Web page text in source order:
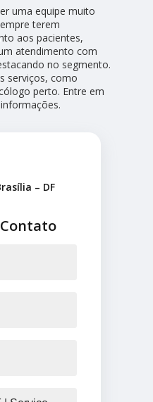
uma equipe muito
terem
aos pacientes,
atendimento com
no segmento.
serviços, como
perto. Entre em
– DF